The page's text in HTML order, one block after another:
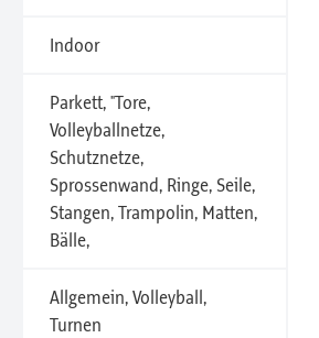
Indoor
Parkett, "Tore,
Volleyballnetze,
Schutznetze,
Sprossenwand, Ringe, Seile,
Stangen, Trampolin, Matten,
Bälle,
Allgemein, Volleyball,
Turnen